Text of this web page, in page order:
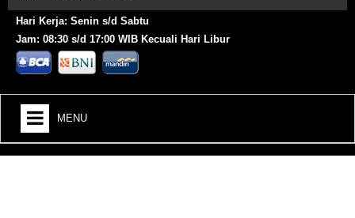
Hari Kerja: Senin s/d Sabtu
Jam: 08:30 s/d 17:00 WIB Kecuali Hari Libur
MENU